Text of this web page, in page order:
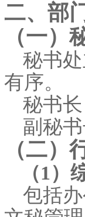
二、部
（一）
秘书
有序。
秘书
副 秘
（二）
（1）
包括